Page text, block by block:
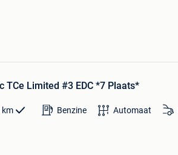
TCe Limited #3 EDC *7 Plaats*
km Benzine Automaat